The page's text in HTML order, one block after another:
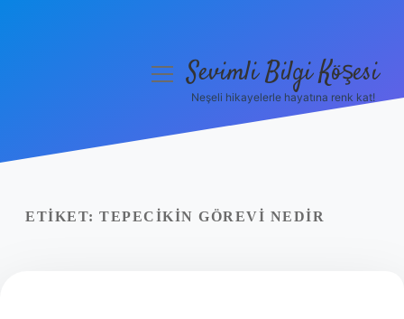
Yasal Uyarı
menüyüSevimli Bilgi Köşesi
Neşeli hikayelerle hayatına renk kat!
ETIKET: TEPECIKIN GÖREVI NEDIR